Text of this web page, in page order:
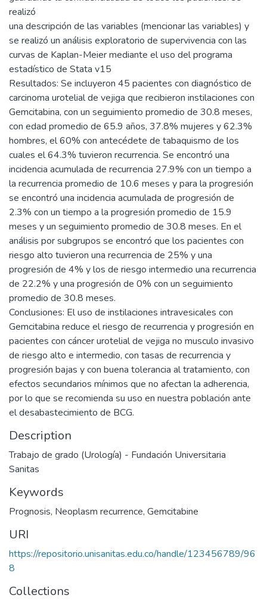
realizó
una descripción de las variables (mencionar las variables) y
se realizó un análisis exploratorio de supervivencia con las
curvas de Kaplan-Meier mediante el uso del programa
estadístico de Stata v15
Resultados: Se incluyeron 45 pacientes con diagnóstico de
carcinoma urotelial de vejiga que recibieron instilaciones con
Gemcitabina, con un seguimiento promedio de 30.8 meses,
con edad promedio de 65.9 años, 37.8% mujeres y 62.3%
hombres, el 60% con antecédete de tabaquismo de los
cuales el 64.3% tuvieron recurrencia. Se encontró una
incidencia acumulada de recurrencia 27.9% con un tiempo a
la recurrencia promedio de 10.6 meses y para la progresión
se encontró una incidencia acumulada de progresión de
2.3% con un tiempo a la progresión promedio de 15.9
meses y un seguimiento promedio de 30.8 meses. En el
análisis por subgrupos se encontró que los pacientes con
riesgo alto tuvieron una recurrencia de 25% y una
progresión de 4% y los de riesgo intermedio una recurrencia
de 22.2% y una progresión de 0% con un seguimiento
promedio de 30.8 meses.
Conclusiones: El uso de instilaciones intravesicales con
Gemcitabina reduce el riesgo de recurrencia y progresión en
pacientes con cáncer urotelial de vejiga no musculo invasivo
de riesgo alto e intermedio, con tasas de recurrencia y
progresión bajas y con buena tolerancia al tratamiento, con
efectos secundarios mínimos que no afectan la adherencia,
por lo que se recomienda su uso en nuestra población ante
el desabastecimiento de BCG.
Description
Trabajo de grado (Urología) - Fundación Universitaria
Sanitas
Keywords
Prognosis, Neoplasm recurrence, Gemcitabine
URI
https://repositorio.unisanitas.edu.co/handle/123456789/96
8
Collections